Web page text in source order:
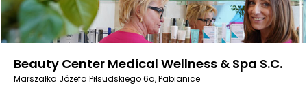
Beauty Center Medical Wellness & Spa S.C.
Marszałka Józefa Piłsudskiego 6a, Pabianice